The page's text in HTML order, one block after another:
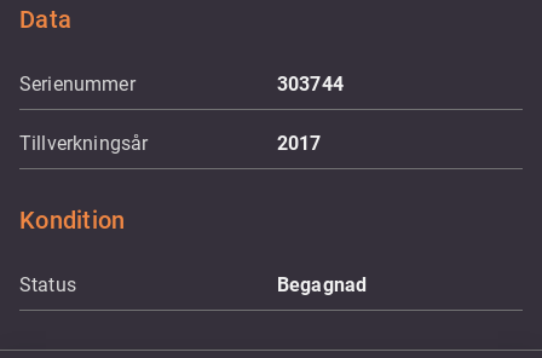
Data
Serienummer 303744
Tillverkningsår 2017
Kondition
Status Begagnad